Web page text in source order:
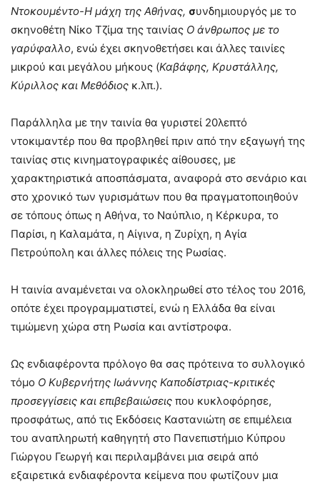
Ντοκουμέντο-Η μάχη της Αθήνας, συνδημιουργός με το
σκηνοθέτη Νίκο Τζίμα της ταινίας Ο άνθρωπος με το
γαρύφαλλο, ενώ έχει σκηνοθετήσει και άλλες ταινίες
μικρού και μεγάλου μήκους (Καβάφης, Κρυστάλλης,
Κύριλλος και Μεθόδιος κ.λπ.).
Παράλληλα με την ταινία θα γυριστεί 20λεπτό
ντοκιμαντέρ που θα προβληθεί πριν από την εξαγωγή της
ταινίας στις κινηματογραφικές αίθουσες, με
χαρακτηριστικά αποσπάσματα, αναφορά στο σενάριο και
στο χρονικό των γυρισμάτων που θα πραγματοποιηθούν
σε τόπους όπως η Αθήνα, το Ναύπλιο, η Κέρκυρα, το
Παρίσι, η Καλαμάτα, η Αίγινα, η Ζυρίχη, η Αγία
Πετρούπολη και άλλες πόλεις της Ρωσίας.
Η ταινία αναμένεται να ολοκληρωθεί στο τέλος του 2016,
οπότε έχει προγραμματιστεί, ενώ η Ελλάδα θα είναι
τιμώμενη χώρα στη Ρωσία και αντίστροφα.
Ως ενδιαφέροντα πρόλογο θα σας πρότεινα το συλλογικό
τόμο Ο Κυβερνήτης Ιωάννης Καποδίστριας-κριτικές
προσεγγίσεις και επιβεβαιώσεις που κυκλοφόρησε,
προσφάτως, από τις Εκδόσεις Καστανιώτη σε επιμέλεια
του αναπληρωτή καθηγητή στο Πανεπιστήμιο Κύπρου
Γιώργου Γεωργή και περιλαμβάνει μια σειρά από
εξαιρετικά ενδιαφέροντα κείμενα που φωτίζουν μια